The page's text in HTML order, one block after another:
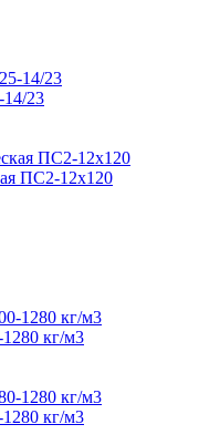
23
ПС2-12х120
кг/м3
кг/м3